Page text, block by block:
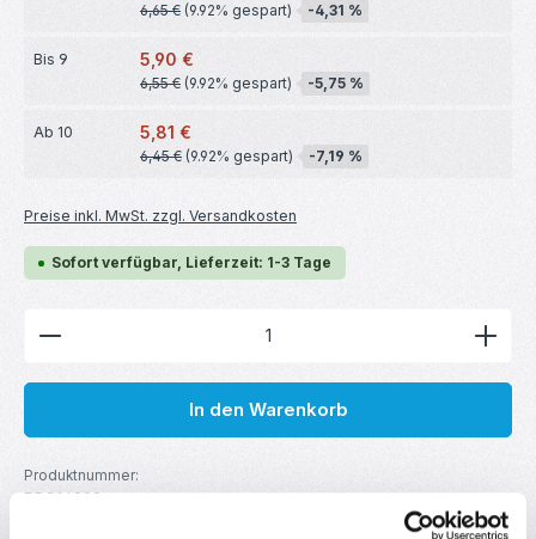
6,65 € (9.92% gespart) -4,31 %
Bis 9 5,90 €
6,55 € (9.92% gespart) -5,75 %
Ab 10 5,81 €
6,45 € (9.92% gespart) -7,19 %
Preise inkl. MwSt. zzgl. Versandkosten
Sofort verfügbar, Lieferzeit: 1-3 Tage
Produkt Anzahl: Gib den gewünschten Wert ein
In den Warenkorb
Produktnummer:
RBS14293